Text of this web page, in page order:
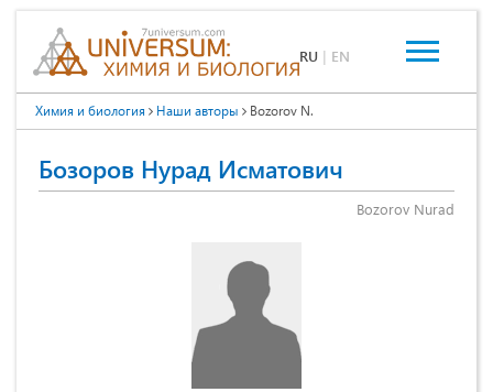
RU | EN
Химия и биология Наши авторы Bozorov N.
Бозоров Нурад Исматович
Bozorov Nurad